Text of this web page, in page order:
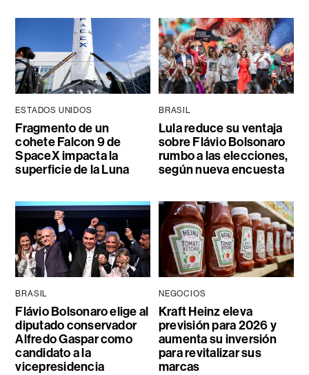
ESTADOS UNIDOS
Fragmento de un
cohete Falcon 9 de
SpaceX impacta la
superficie de la Luna
BRASIL
Lula reduce su ventaja
sobre Flávio Bolsonaro
rumbo a las elecciones,
según nueva encuesta
BRASIL
Flávio Bolsonaro elige al
diputado conservador
Alfredo Gaspar como
candidato a la
vicepresidencia
NEGOCIOS
Kraft Heinz eleva
previsión para 2026 y
aumenta su inversión
para revitalizar sus
marcas